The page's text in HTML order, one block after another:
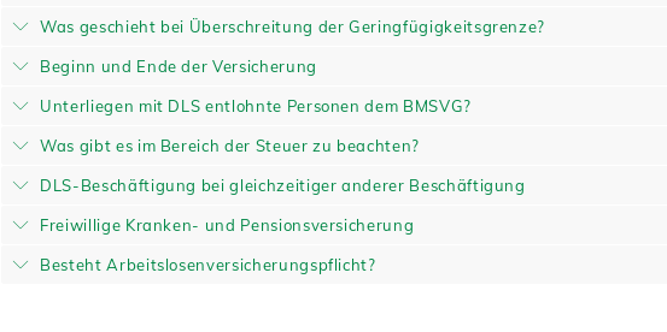
Was geschieht bei Überschreitung der Geringfügigkeitsgrenze?
Beginn und Ende der Versicherung
Unterliegen mit DLS entlohnte Personen dem BMSVG?
Was gibt es im Bereich der Steuer zu beachten?
DLS-Beschäftigung bei gleichzeitiger anderer Beschäftigung
Freiwillige Kranken- und Pensionsversicherung
Besteht Arbeitslosenversicherungspflicht?